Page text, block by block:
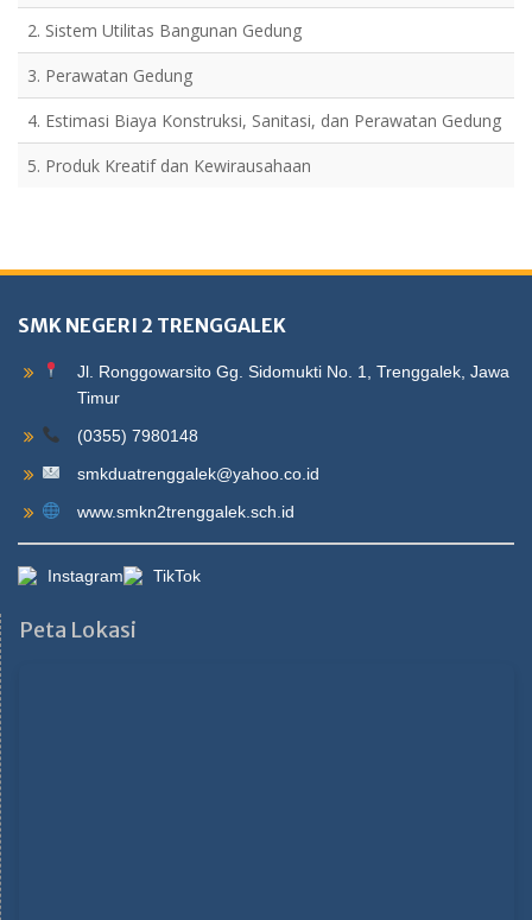
2. Sistem Utilitas Bangunan Gedung
3. Perawatan Gedung
4. Estimasi Biaya Konstruksi, Sanitasi, dan Perawatan Gedung
5. Produk Kreatif dan Kewirausahaan
SMK NEGERI 2 TRENGGALEK
Jl. Ronggowarsito Gg. Sidomukti No. 1, Trenggalek, Jawa
Timur
(0355) 7980148
smkduatrenggalek@yahoo.co.id
www.smkn2trenggalek.sch.id
Instagram TikTok
Peta Lokasi